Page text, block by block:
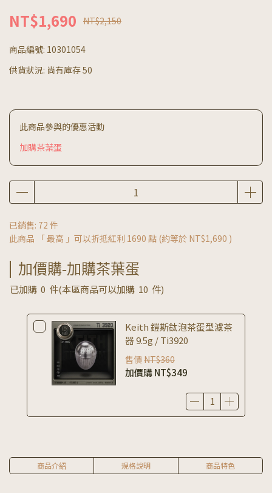
NT$1,690 NT$2,150
商品編號: 10301054
供貨狀況: 尚有庫存 50
此商品參與的優惠活動
加購茶葉蛋
已銷售: 72 件
此商品 「 最高 」可以折抵紅利 1690 點 (約等於 NT$1,690 )
加價購-加購茶葉蛋
已加購 0 件(本區商品可以加購 10 件)
Keith 鎧斯鈦泡茶蛋型濾茶
器 9.5g / Ti3920
售價 NT$360
加價購NT$349
商品介紹 規格說明 商品特色